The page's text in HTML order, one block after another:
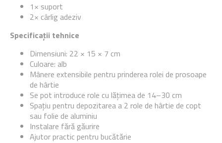
1× suport
2× cârlig adeziv
Specificații tehnice
Dimensiuni: 22 × 15 × 7 cm
Culoare: alb
Mânere extensibile pentru prinderea rolei de prosoape
de hârtie
Se pot introduce role cu lățimea de 14–30 cm
Spațiu pentru depozitarea a 2 role de hârtie de copt
sau folie de aluminiu
Instalare fără găurire
Ajutor practic pentru bucătărie